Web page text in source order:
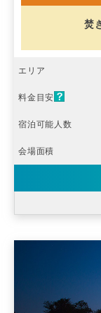
焚
エリア
料金目安
宿泊可能人数
会場面積